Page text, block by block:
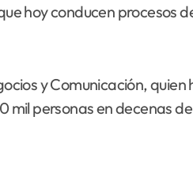
hoy conducen procesos
y Comunicación, quien
mil personas en decenas